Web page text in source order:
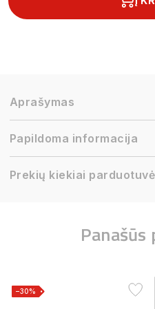
Aprašymas
Papildoma informacija
Prekių kiekiai
−30%